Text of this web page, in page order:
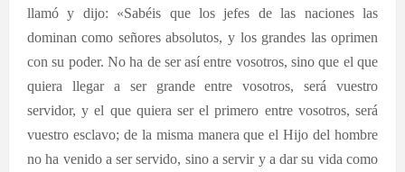
llamó y dijo: «Sabéis que los jefes de las naciones las
dominan como señores absolutos, y los grandes las oprimen
con su poder. No ha de ser así entre vosotros, sino que el que
quiera llegar a ser grande entre vosotros, será vuestro
servidor, y el que quiera ser el primero entre vosotros, será
vuestro esclavo; de la misma manera que el Hijo del hombre
no ha venido a ser servido, sino a servir y a dar su vida como